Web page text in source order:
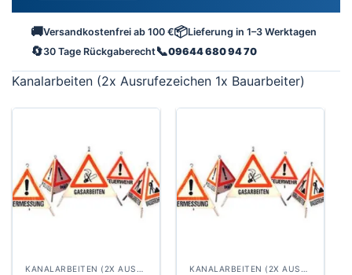
🚚Versandkostenfrei ab 100 €📦Lieferung in 1–3 Werktagen
🔄30 Tage Rückgaberecht📞09644 680 94 70
Kanalarbeiten (2x Ausrufezeichen 1x Bauarbeiter)